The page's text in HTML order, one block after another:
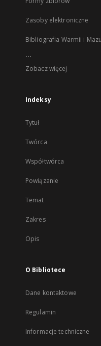
Zasoby elektroniczne
Bibliografia Warmii i
...
Zobacz więcej
Indeksy
Tytuł
Twórca
Współtwórca
Powiązanie
Temat
Zakres
Opis
O Bibliotece
Dane kontaktowe
Regulamin
Informacje techniczne